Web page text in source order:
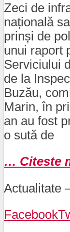
Zeci de
națională
prinși de
unui raport
Serviciului
de la
Buzău,
Marin, în
an au fost
o sută de
… Citeste
Actualitate
Facebook